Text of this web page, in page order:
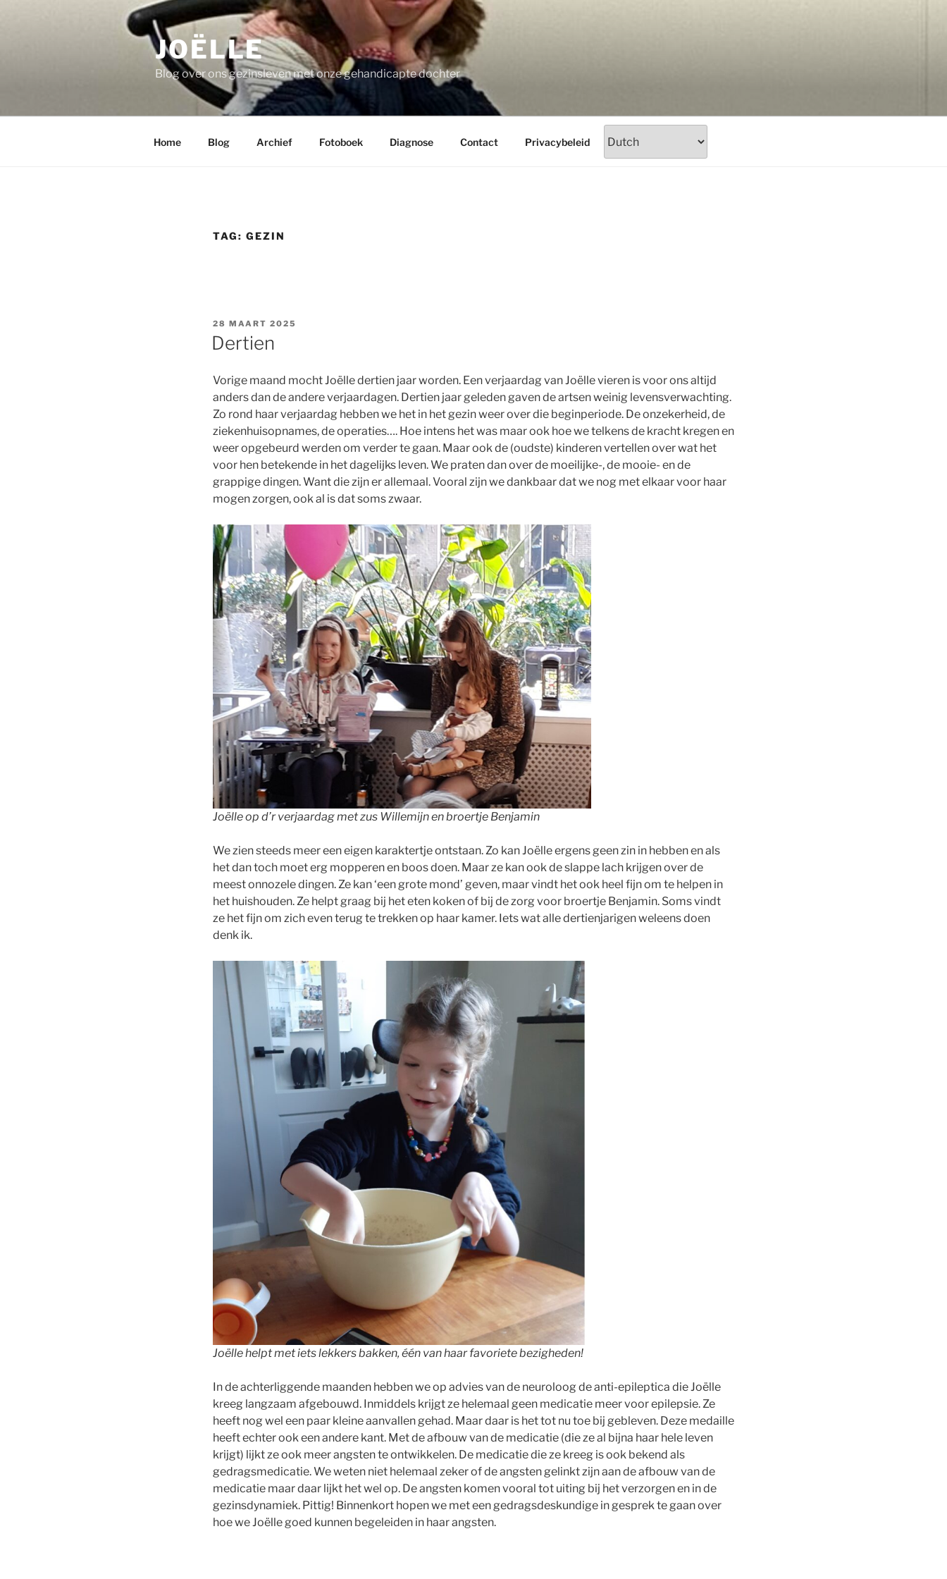
JOËLLE
Blog over ons gezinsleven met onze gehandicapte dochter
Home Blog Archief Fotoboek Diagnose Contact Privacybeleid
TAG: GEZIN
GEPLAATST
OP
28 MAART 2025
Dertien
Vorige maand mocht Joëlle dertien jaar worden. Een verjaardag van Joëlle vieren is voor ons altijd
anders dan de andere verjaardagen. Dertien jaar geleden gaven de artsen weinig levensverwachting.
Zo rond haar verjaardag hebben we het in het gezin weer over die beginperiode. De onzekerheid, de
ziekenhuisopnames, de operaties…. Hoe intens het was maar ook hoe we telkens de kracht kregen en
weer opgebeurd werden om verder te gaan. Maar ook de (oudste) kinderen vertellen over wat het
voor hen betekende in het dagelijks leven. We praten dan over de moeilijke-, de mooie- en de
grappige dingen. Want die zijn er allemaal. Vooral zijn we dankbaar dat we nog met elkaar voor haar
mogen zorgen, ook al is dat soms zwaar.
Joëlle op d’r verjaardag met zus Willemijn en broertje Benjamin
We zien steeds meer een eigen karaktertje ontstaan. Zo kan Joëlle ergens geen zin in hebben en als
het dan toch moet erg mopperen en boos doen. Maar ze kan ook de slappe lach krijgen over de
meest onnozele dingen. Ze kan ‘een grote mond’ geven, maar vindt het ook heel fijn om te helpen in
het huishouden. Ze helpt graag bij het eten koken of bij de zorg voor broertje Benjamin. Soms vindt
ze het fijn om zich even terug te trekken op haar kamer. Iets wat alle dertienjarigen weleens doen
denk ik.
Joëlle helpt met iets lekkers bakken, één van haar favoriete bezigheden!
In de achterliggende maanden hebben we op advies van de neuroloog de anti-epileptica die Joëlle
kreeg langzaam afgebouwd. Inmiddels krijgt ze helemaal geen medicatie meer voor epilepsie. Ze
heeft nog wel een paar kleine aanvallen gehad. Maar daar is het tot nu toe bij gebleven. Deze medaille
heeft echter ook een andere kant. Met de afbouw van de medicatie (die ze al bijna haar hele leven
krijgt) lijkt ze ook meer angsten te ontwikkelen. De medicatie die ze kreeg is ook bekend als
gedragsmedicatie. We weten niet helemaal zeker of de angsten gelinkt zijn aan de afbouw van de
medicatie maar daar lijkt het wel op. De angsten komen vooral tot uiting bij het verzorgen en in de
gezinsdynamiek. Pittig! Binnenkort hopen we met een gedragsdeskundige in gesprek te gaan over
hoe we Joëlle goed kunnen begeleiden in haar angsten.